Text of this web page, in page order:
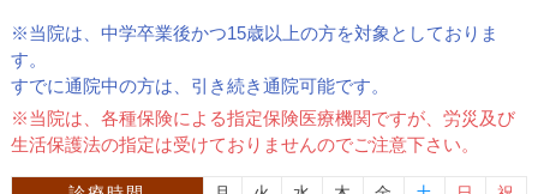
※当院は、中学卒業後かつ15歳以上の方を対象としておりま
す。
すでに通院中の方は、引き続き通院可能です。
※当院は、各種保険による指定保険医療機関ですが、労災及び
生活保護法の指定は受けておりませんのでご注意下さい。